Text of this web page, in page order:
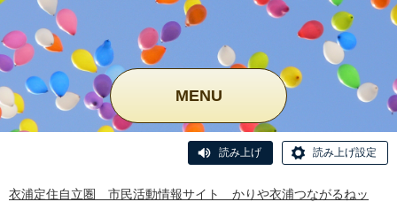
MENU
読み上げ 読み上げ設定
衣浦定住自立圏 市民活動情報サイト かりや衣浦つながるねッ